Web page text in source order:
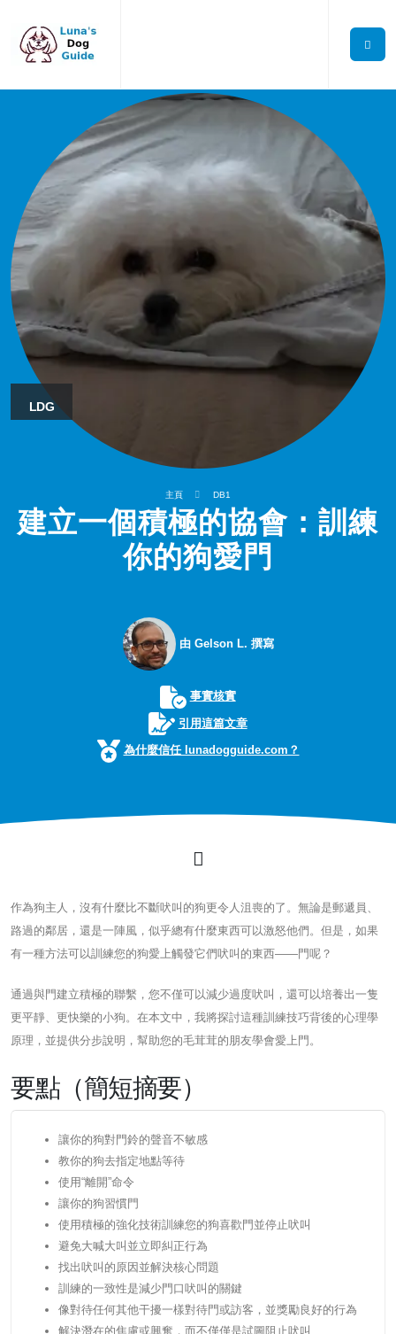
LDG
主頁 DB1
建立一個積極的協會：訓練
你的狗愛門
由 Gelson L. 撰寫
事實核實
引用這篇文章
為什麼信任 lunadogguide.com？
作為狗主人，沒有什麼比不斷吠叫的狗更令人沮喪的了。無論是郵遞員、
路過的鄰居，還是一陣風，似乎總有什麼東西可以激怒他們。但是，如果
有一種方法可以訓練您的狗愛上觸發它們吠叫的東西——門呢？
通過與門建立積極的聯繫，您不僅可以減少過度吠叫，還可以培養出一隻
更平靜、更快樂的小狗。在本文中，我將探討這種訓練技巧背後的心理學
原理，並提供分步說明，幫助您的毛茸茸的朋友學會愛上門。
要點（簡短摘要）
讓你的狗對門鈴的聲音不敏感
教你的狗去指定地點等待
使用“離開”命令
讓你的狗習慣門
使用積極的強化技術訓練您的狗喜歡門並停止吠叫
避免大喊大叫並立即糾正行為
找出吠叫的原因並解決核心問題
訓練的一致性是減少門口吠叫的關鍵
像對待任何其他干擾一樣對待門或訪客，並獎勵良好的行為
解決潛在的焦慮或興奮，而不僅僅是試圖阻止吠叫